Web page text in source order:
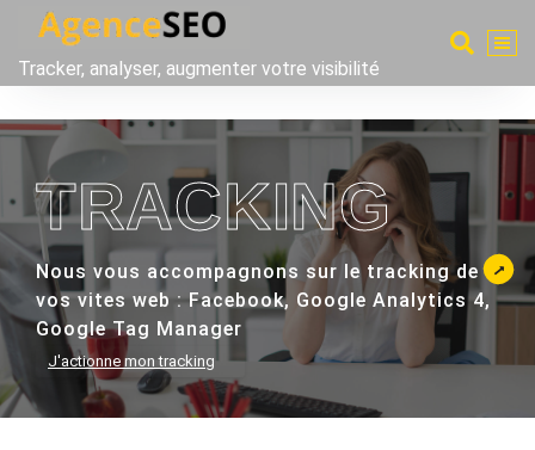
Tracker, analyser, augmenter votre visibilité
TRACKING
Nous vous accompagnons sur le tracking de
vos vites web : Facebook, Google Analytics 4,
Google Tag Manager
J'actionne mon tracking